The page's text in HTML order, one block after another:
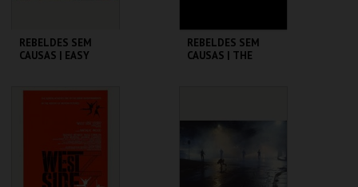
REBELDES SEM
CAUSAS | EASY
CINEMATECA
COMPRAR
REBELDES SEM
CAUSAS | THE